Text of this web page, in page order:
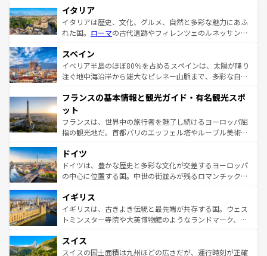
イタリア
イタリアは歴史、文化、グルメ、自然と多彩な魅力にあふ
れた国。 ローマの古代遺跡やフィレンツェのルネッサンス
ろん、トスカーナの美しい田園風景やアマルフィ海岸の絶
景など、自然景観も見逃せない。観光の合間には、本場の
ピザやパスタなど、絶品のイタリア料理を堪能することも
ませてくれるイタリアで、忘れられない旅をしてみよう！
なお、新着のイタリア情報は
しい。
スペイン
イベリア半島のほぼ80％を占めるスペインは、太陽が降り
注ぐ地中海沿岸から雄大なピレネー山脈まで、多彩な自然
文化が根付くこの国では、情熱的なフラメンコ、熱気あふ
れる闘牛、そして美味しいタパスが生活の一部となってい
る。首都マドリードの洗練された雰囲気や、バルセロナの
アートに溢れた街角から、地方では古代ローマ遺跡や中世
せる。地方によって風土や気候が異なるスペインはその個
性で訪れる人を魅了する。 なお、新着のスペイン情報は コ
ンテンツ一覧を参照してほしい。
フランスの基本情報と観光ガイド・有名観光スポ
ット
フランスは、世界中の旅行者を魅了し続けるヨーロッパ屈
指の観光地だ。首都パリのエッフェル塔やルーブル美術館
で、幅広い魅力が詰まっている。華麗な宮殿、歴史的な大
聖堂、美しいビーチ、そして豊かな自然が、訪れる者を心
から魅了する。また、フランスは美食の国としても知ら
いる。シャンパンの発祥地であるランス、プロヴァンスの
香り高いラベンダー畑など、多彩な楽しみ方が可能だ。さ
らに、パリ以外の地域にも魅力が溢れており、どの街角に
れる地方に足を運ぶとそれぞれで全く異なる文化を体験で
きるだろう。 なお、新着のフランス情報はコンテンツ一覧
ドイツ
ドイツは、豊かな歴史と多彩な文化が交差するヨーロッパ
の中心に位置する国。中世の街並みが残るロマンチック街
顔を持つこの国は、どこを歩いても飽きることがない。ベ
ルリンの文化的活気、バイエルン州のアルプスの絶景、そ
してライン川沿いのワイン畑といった風景は必見。ビール
は、お酒好きな人にはぜひ体験してほしい。 なお、新着の
ドイツ情報はコンテンツ一覧を参照してほしい。
イギリス
イギリスは、古きよき伝統と最先端が共存する国。ウェス
トミンスター寺院や大英博物館のようなランドマーク、歴
リアごとに異なる魅力がある。また、優雅なアフタヌーン
ティー、ビール好きにはたまらない英国パブ、サッカー観
スイス
スイスの国土面積は九州ほどの広さだが、運行時刻が正確